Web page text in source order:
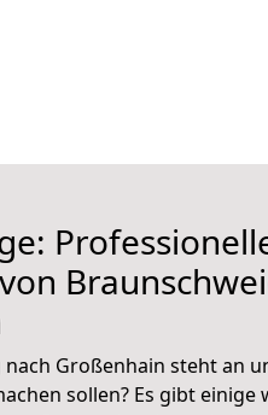
Großenhain steht an
sollen? Es gibt einige